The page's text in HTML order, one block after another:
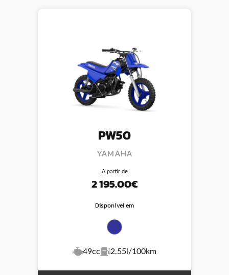
PW50
YAMAHA
A partir de
2 195.00€
Disponível em
49cc 2.55l/100km